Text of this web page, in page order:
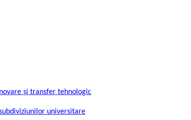
și transfer tehnologic
universitare